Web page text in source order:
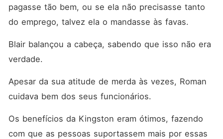
pagasse tão bem, ou se ela não precisasse tanto
do emprego, talvez ela o mandasse às favas.
Blair balançou a cabeça, sabendo que isso não era
verdade.
Apesar da sua atitude de merda às vezes, Roman
cuidava bem dos seus funcionários.
Os benefícios da Kingston eram ótimos, fazendo
com que as pessoas suportassem mais por essas